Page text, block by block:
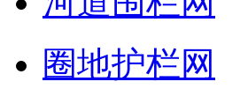
圈地护栏网